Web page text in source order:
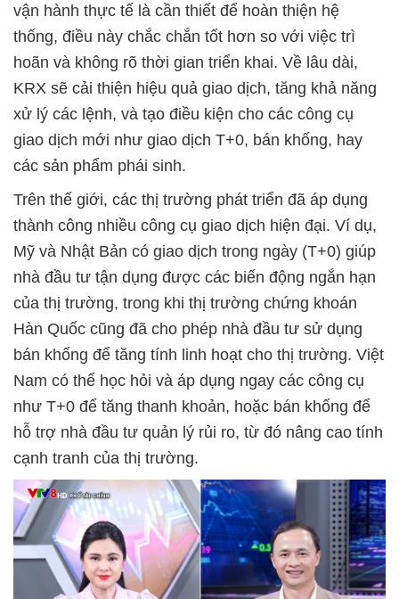
vận hành thực tế là cần thiết để hoàn thiện hệ
thống, điều này chắc chắn tốt hơn so với việc trì
hoãn và không rõ thời gian triển khai. Về lâu dài,
KRX sẽ cải thiện hiệu quả giao dịch, tăng khả năng
xử lý các lệnh, và tạo điều kiện cho các công cụ
giao dịch mới như giao dịch T+0, bán khống, hay
các sản phẩm phái sinh.
Trên thế giới, các thị trường phát triển đã áp dụng
thành công nhiều công cụ giao dịch hiện đại. Ví dụ,
Mỹ và Nhật Bản có giao dịch trong ngày (T+0) giúp
nhà đầu tư tận dụng được các biến động ngắn hạn
của thị trường, trong khi thị trường chứng khoán
Hàn Quốc cũng đã cho phép nhà đầu tư sử dụng
bán khống để tăng tính linh hoạt cho thị trường. Việt
Nam có thể học hỏi và áp dụng ngay các công cụ
như T+0 để tăng thanh khoản, hoặc bán khống để
hỗ trợ nhà đầu tư quản lý rủi ro, từ đó nâng cao tính
cạnh tranh của thị trường.